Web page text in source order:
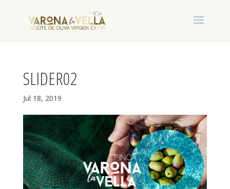
SLIDER02
Jul 18, 2019